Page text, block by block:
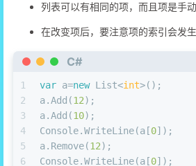
列表可以有相同的项，而且项是手动
在改变项后，要注意项的索引会发生
C#
1
2
3
4
5
6
var a=new List<int>();
a.Add(12);
a.Add(10);
Console.WriteLine(a[0]);
a.Remove(12);
Console.WriteLine(a[0]);